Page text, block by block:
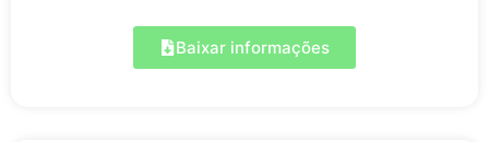
Baixar informações